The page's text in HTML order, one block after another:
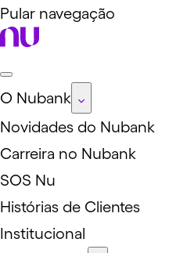
Pular navegação
O Nubank
Novidades do Nubank
Carreira no Nubank
SOS Nu
Histórias de Clientes
Institucional